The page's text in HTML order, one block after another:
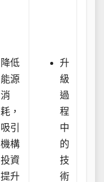
降低
能源
消
耗，
吸引
機構
投資
提升
升
級
過
程
中
的
技
術